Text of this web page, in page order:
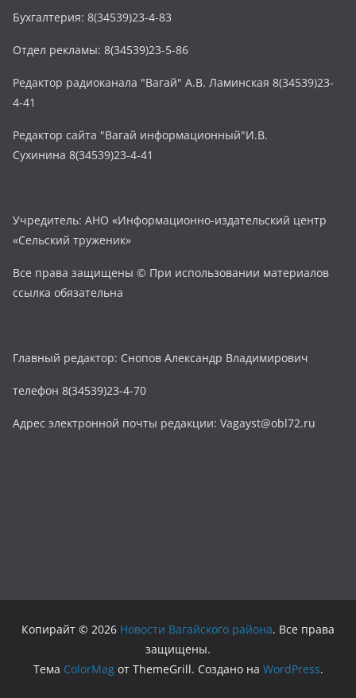
Бухгалтерия: 8(34539)23-4-83
Отдел рекламы: 8(34539)23-5-86
Редактор радиоканала "Вагай" А.В. Ламинская 8(34539)23-
4-41
Редактор сайта "Вагай информационный"И.В.
Сухинина 8(34539)23-4-41
Учредитель: АНО «Информационно-издательский центр
«Сельский труженик»
Все права защищены © При использовании материалов
ссылка обязательна
Главный редактор: Снопов Александр Владимирович
телефон 8(34539)23-4-70
Адрес электронной почты редакции: Vagayst@obl72.ru
Копирайт © 2026 Новости Вагайского района. Все права
защищены.
Тема ColorMagот ThemeGrill. Создано на WordPress.